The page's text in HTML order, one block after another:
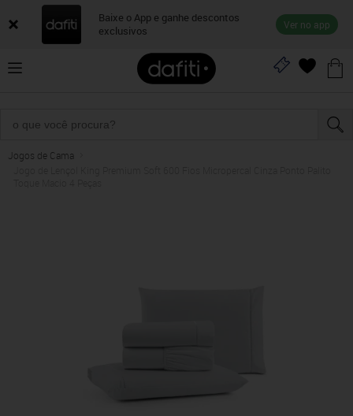
Baixe o App e ganhe descontos
exclusivos
Ver no app
Jogos de Cama